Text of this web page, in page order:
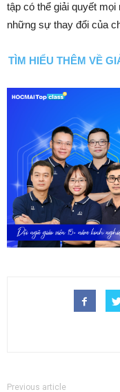
tập có thể giải quyết
những sự thay đổi của
TÌM HIỂU THÊM VỀ
Previous article